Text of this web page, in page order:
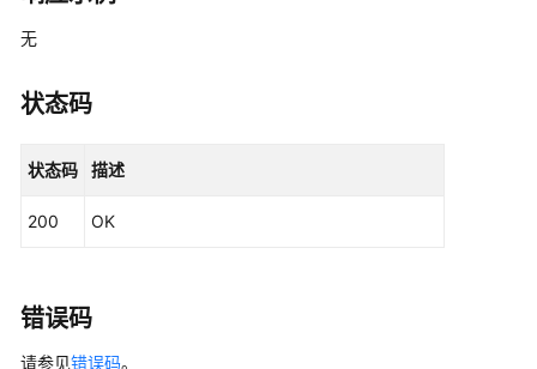
库
用
清
无
状态码
状态码 描述
200 OK
错误码
请参见错误码。